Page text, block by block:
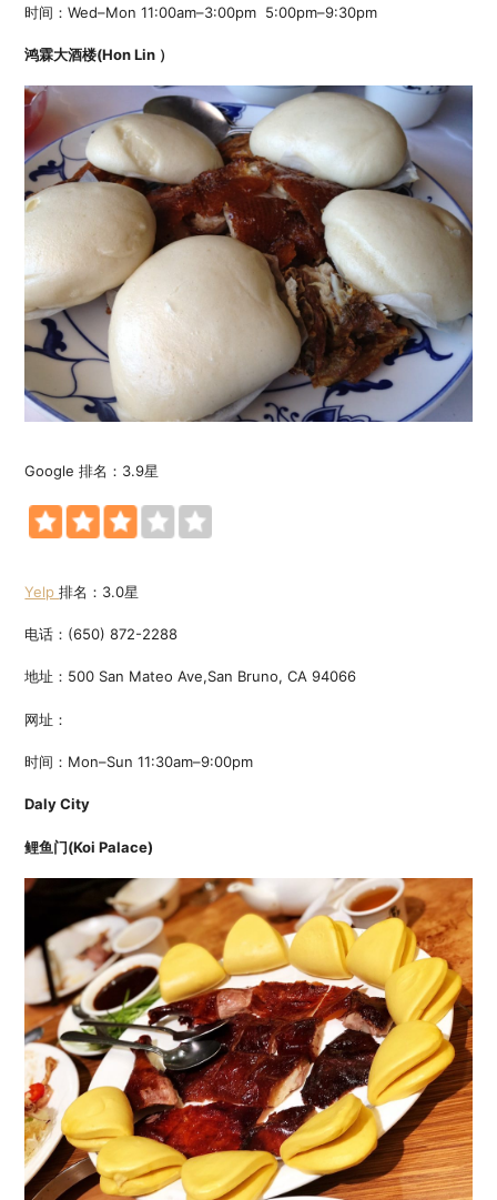
时间：Wed–Mon 11:00am–3:00pm 5:00pm–9:30pm
鸿霖大酒楼(Hon Lin ）
Google 排名：3.9星
Yelp排名：3.0星
电话：(650) 872-2288
地址：500 San Mateo Ave,San Bruno, CA 94066
网址：
时间：Mon–Sun 11:30am–9:00pm
Daly City
鲤鱼门(Koi Palace)